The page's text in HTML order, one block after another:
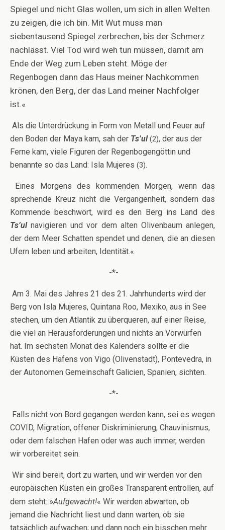
Spiegel und nicht Glas wollen, um sich in allen Welten
zu zeigen, die ich bin. Mit Wut muss man
siebentausend Spiegel zerbrechen, bis der Schmerz
nachlässt. Viel Tod wird weh tun müssen, damit am
Ende der Weg zum Leben steht. Möge der
Regenbogen dann das Haus meiner Nachkommen
krönen, den Berg, der das Land meiner Nachfolger
ist.«
Als die Unterdrückung in Form von Metall und Feuer auf
den Boden der Maya kam, sah der Ts’ul (2), der aus der
Ferne kam, viele Figuren der Regenbogengöttin und
benannte so das Land: Isla Mujeres (3).
Eines Morgens des kommenden Morgen, wenn das
sprechende Kreuz nicht die Vergangenheit, sondern das
Kommende beschwört, wird es den Berg ins Land des
Ts’ulnavigieren und vor dem alten Olivenbaum anlegen,
der dem Meer Schatten spendet und denen, die an diesen
Ufern leben und arbeiten, Identität.«
-*-
Am 3. Mai des Jahres 21 des 21. Jahrhunderts wird der
Berg von Isla Mujeres, Quintana Roo, Mexiko, aus in See
stechen, um den Atlantik zu überqueren, auf einer Reise,
die viel an Herausforderungen und nichts an Vorwürfen
hat. Im sechsten Monat des Kalenders sollte er die
Küsten des Hafens von Vigo (Olivenstadt), Pontevedra, in
der Autonomen Gemeinschaft Galicien, Spanien, sichten.
-*-
Falls nicht von Bord gegangen werden kann, sei es wegen
COVID, Migration, offener Diskriminierung, Chauvinismus,
oder dem falschen Hafen oder was auch immer, werden
wir vorbereitet sein.
Wir sind bereit, dort zu warten, und wir werden vor den
europäischen Küsten ein großes Transparent entrollen, auf
dem steht: »Aufgewacht!« Wir werden abwarten, ob
jemand die Nachricht liest und dann warten, ob sie
tatsächlich aufwachen; und dann noch ein bisschen mehr